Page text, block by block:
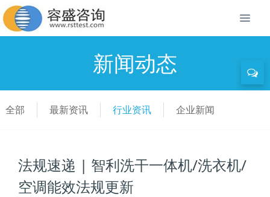
新闻动态
全部 最新资讯 行业资讯 企业新闻
法规速递 | 智利洗干一体机/洗衣机/
空调能效法规更新